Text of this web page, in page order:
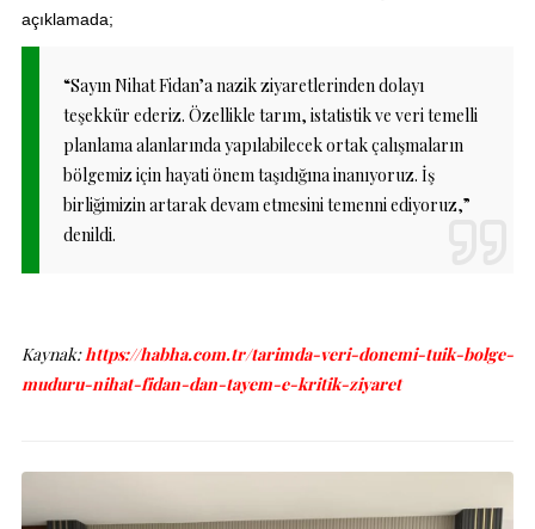
açıklamada;
“Sayın Nihat Fidan’a nazik ziyaretlerinden dolayı
teşekkür ederiz. Özellikle tarım, istatistik ve veri temelli
planlama alanlarında yapılabilecek ortak çalışmaların
bölgemiz için hayati önem taşıdığına inanıyoruz. İş
birliğimizin artarak devam etmesini temenni ediyoruz,”
denildi.
Kaynak:https://habha.com.tr/tarimda-veri-donemi-tuik-bolge-
muduru-nihat-fidan-dan-tayem-e-kritik-ziyaret